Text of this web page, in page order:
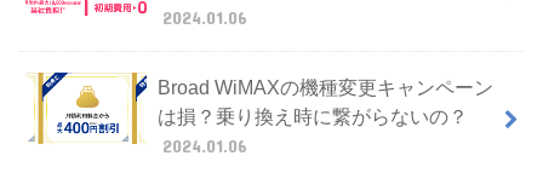
2024.01.06
Broad WiMAXの機種変更キャンペーン
は損？乗り換え時に繋がらないの？
2024.01.06